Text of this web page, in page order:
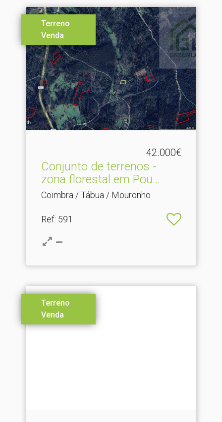
Terreno
Venda
42.000€
Conjunto de terrenos -
zona florestal em Pou.​..
Coimbra / Tábua / Mouronho
Ref: 591
Terreno
Venda